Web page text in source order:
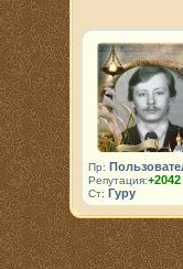
Пр:
Репутация:+2042
Ст: Гуру